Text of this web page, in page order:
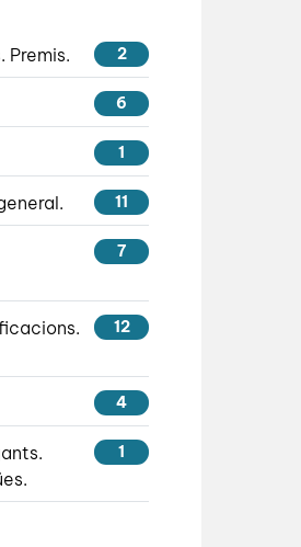
Premis. 2
6
1
11
7
12
4
1